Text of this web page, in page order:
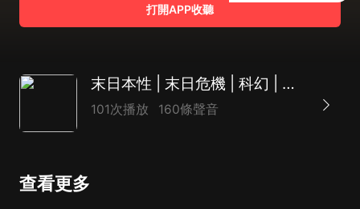
打開APP收聽
末日本性 | 末日危機 | 科幻 | 無喪屍
101次播放 160條聲音
查看更多